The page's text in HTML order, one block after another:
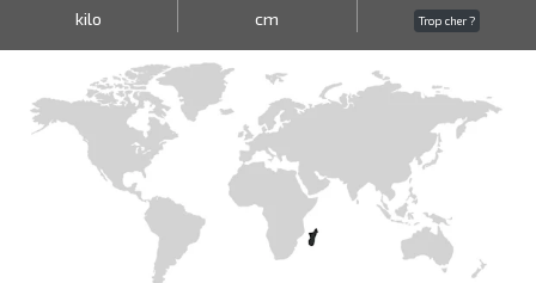
kilo cm Trop cher ?